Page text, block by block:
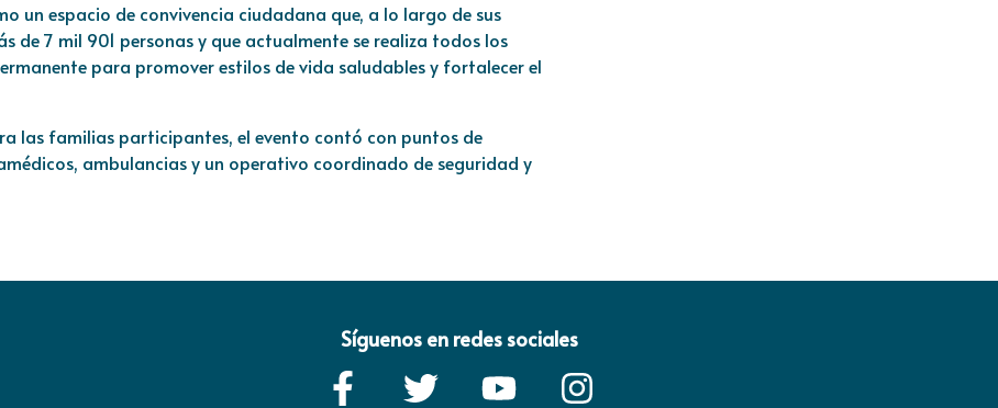
un espacio de convivencia ciudadana que, a lo largo de sus
de 7 mil 901 personas y que actualmente se realiza todos los
para promover estilos de vida saludables y fortalecer el
las familias participantes, el evento contó con puntos de
ambulancias y un operativo coordinado de seguridad y
Síguenos en redes sociales